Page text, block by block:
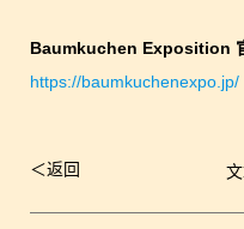
Baumkuchen Exposition
https://baumkuchenexpo.jp/
文
文
＜返回